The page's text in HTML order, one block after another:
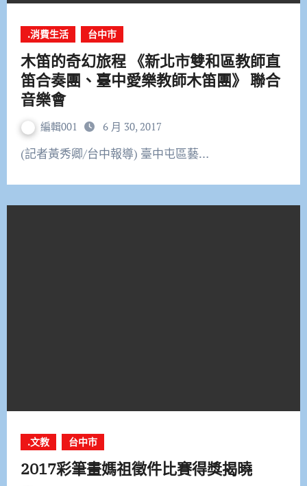
.消費生活 台中市
木笛的奇幻旅程 《新北市雙和區教師直
笛合奏團、臺中愛樂教師木笛團》 聯合
音樂會
編輯001 6 月 30, 2017
(記者黃秀卿/台中報導) 臺中屯區藝…
.文教 台中市
2017彩筆畫媽祖徵件比賽得獎揭曉